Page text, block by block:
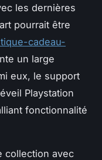
les dernières
pourrait être
cadeau-
un large
eux, le support
Playstation
fonctionnalité
collection avec